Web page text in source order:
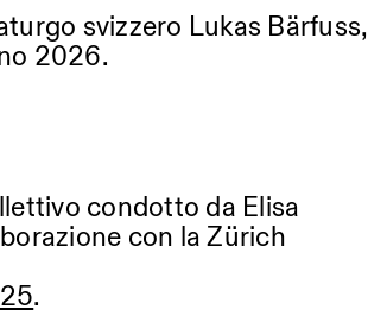
svizzero Lukas Bärfuss,
2026.
condotto da Elisa
con la Zürich
.